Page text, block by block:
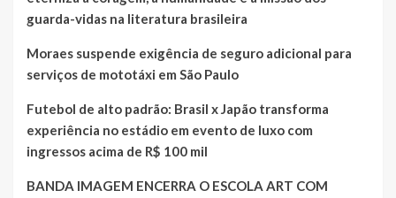
guarda-vidas na literatura brasileira
Moraes suspende exigência de seguro adicional para
serviços de mototáxi em São Paulo
Futebol de alto padrão: Brasil x Japão transforma
experiência no estádio em evento de luxo com
ingressos acima de R$ 100 mil
BANDA IMAGEM ENCERRA O ESCOLA ART COM